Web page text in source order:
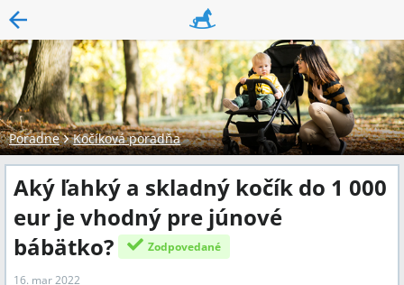
Poradne Kočíková poradňa
Aký ľahký a skladný kočík do 1 000
eur je vhodný pre júnové
bábätko?
Zodpovedané
16. mar 2022